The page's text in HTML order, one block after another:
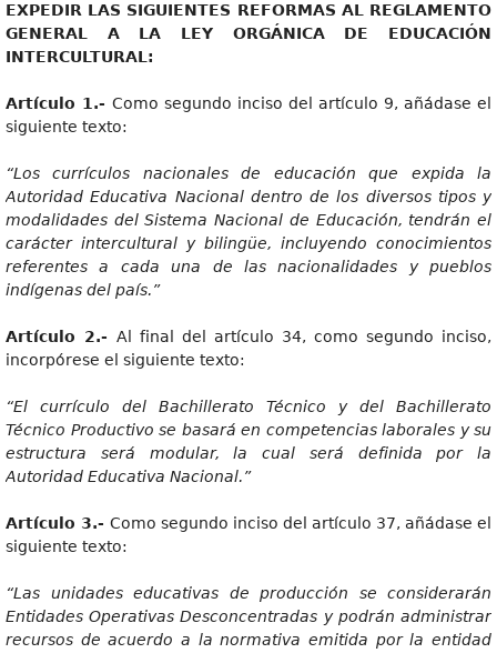
EXPEDIR LAS SIGUIENTES REFORMAS AL REGLAMENTO
GENERAL A LA LEY ORGÁNICA DE EDUCACIÓN
INTERCULTURAL:
Artícul o 1.- Como segundo inciso del artículo 9, añádase el
siguiente texto:
“Los currículos nacionales de educación que expida la
Autoridad Educativa Nacional dentro de los diversos tipos y
modalidades del Sistema Nacional de Educación, tendrán el
carácter intercultural y bilingüe, incluyendo conocimientos
referentes a cada una de las nacionalidades y pueblos
indígenas del país.”
Artícul o 2.- Al final del artículo 34, como segundo inciso,
incorpórese el siguiente texto:
“El currículo del Bachillerato Técnico y del Bachillerato
Técnico Productivo se basará en competencias laborales y su
estructura será modular, la cual será definida por la
Autoridad Educativa Nacional.”
Artícul o 3.- Como segundo inciso del artículo 37, añádase el
siguiente texto:
“Las unidades educativas de producción se considerarán
Entidades Operativas Desconcentradas y podrán administrar
recursos de acuerdo a la normativa emitida por la entidad